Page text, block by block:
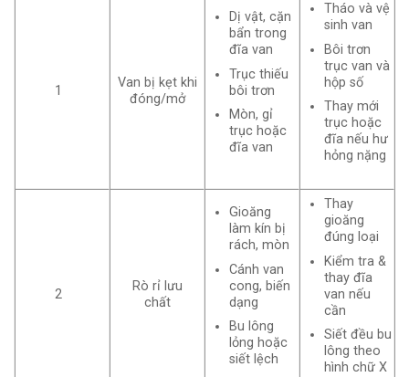
1
Van bị kẹt khi
đóng/mở
Dị vật, cặn
bẩn trong
đĩa van
Trục thiếu
bôi trơn
Mòn, gỉ
trục hoặc
đĩa van
Tháo và vệ
sinh van
Bôi trơn
trục van và
hộp số
Thay mới
trục hoặc
đĩa nếu hư
hỏng nặng
2
Rò rỉ lưu
chất
Gioăng
làm kín bị
rách, mòn
Cánh van
cong, biến
dạng
Bu lông
lỏng hoặc
siết lệch
Thay
gioăng
đúng loại
Kiểm tra &
thay đĩa
van nếu
cần
Siết đều bu
lông theo
hình chữ X